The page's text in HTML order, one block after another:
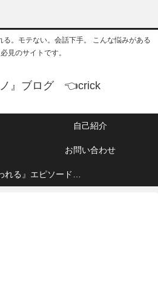
。モテない。会話下手。 こんな悩みがある
見のサイトです。
ノ』ブログ 👈crick
自己紹介
お問い合わせ
れる』エピソード👈